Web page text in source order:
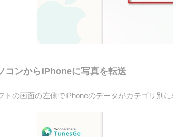
コンからiPhoneに写真を転送
の画面の左側でiPhoneのデータがカテゴリ別に